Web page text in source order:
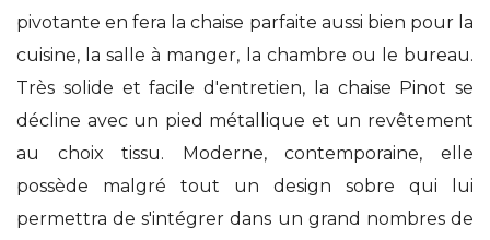
pivotante en fera la chaise parfaite aussi bien pour la
cuisine, la salle à manger, la chambre ou le bureau.
Très solide et facile d'entretien, la chaise Pinot se
décline avec un pied métallique et un revêtement
au choix tissu. Moderne, contemporaine, elle
possède malgré tout un design sobre qui lui
permettra de s'intégrer dans un grand nombres de